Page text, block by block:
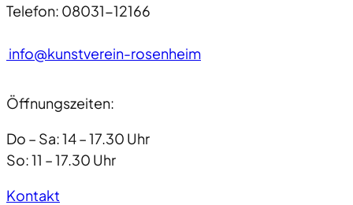
Telefon: 08031-12166
info@kunstverein-rosenheim
Öffnungszeiten:
Do – Sa: 14 – 17.30 Uhr
So: 11 – 17.30 Uhr
Kontakt